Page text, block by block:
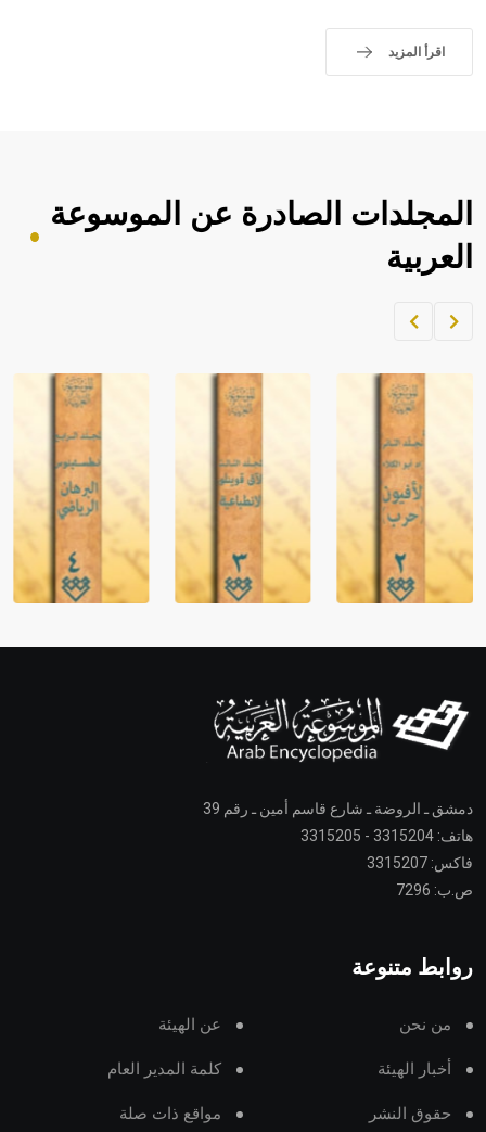
اقرأ المزيد
المجلدات الصادرة عن الموسوعة
العربية
دمشق ـ الروضة ـ شارع قاسم أمين ـ رقم 39
هاتف: 3315204 - 3315205
فاكس: 3315207
ص.ب: 7296
روابط متنوعة
من نحن عن الهيئة
أخبار الهيئة كلمة المدير العام
حقوق النشر مواقع ذات صلة